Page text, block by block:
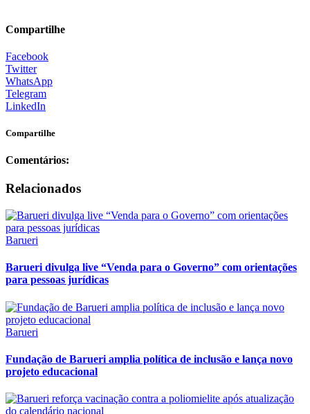
Compartilhe
Facebook
Twitter
WhatsApp
Telegram
LinkedIn
Compartilhe
Comentários:
Relacionados
Barueri
Barueri divulga live “Venda para o Governo” com orientações
para pessoas jurídicas
Barueri
Fundação de Barueri amplia política de inclusão e lança novo
projeto educacional